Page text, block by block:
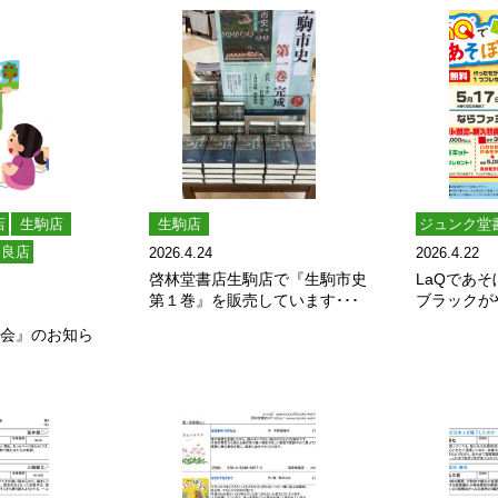
生駒店
店
』のお知ら
生駒店
2026.4.24
啓林堂書店生駒店で『生駒市史
第１巻』を販売しています･･･
ジュンク堂
2026.4.22
LaQであ
ブラックが